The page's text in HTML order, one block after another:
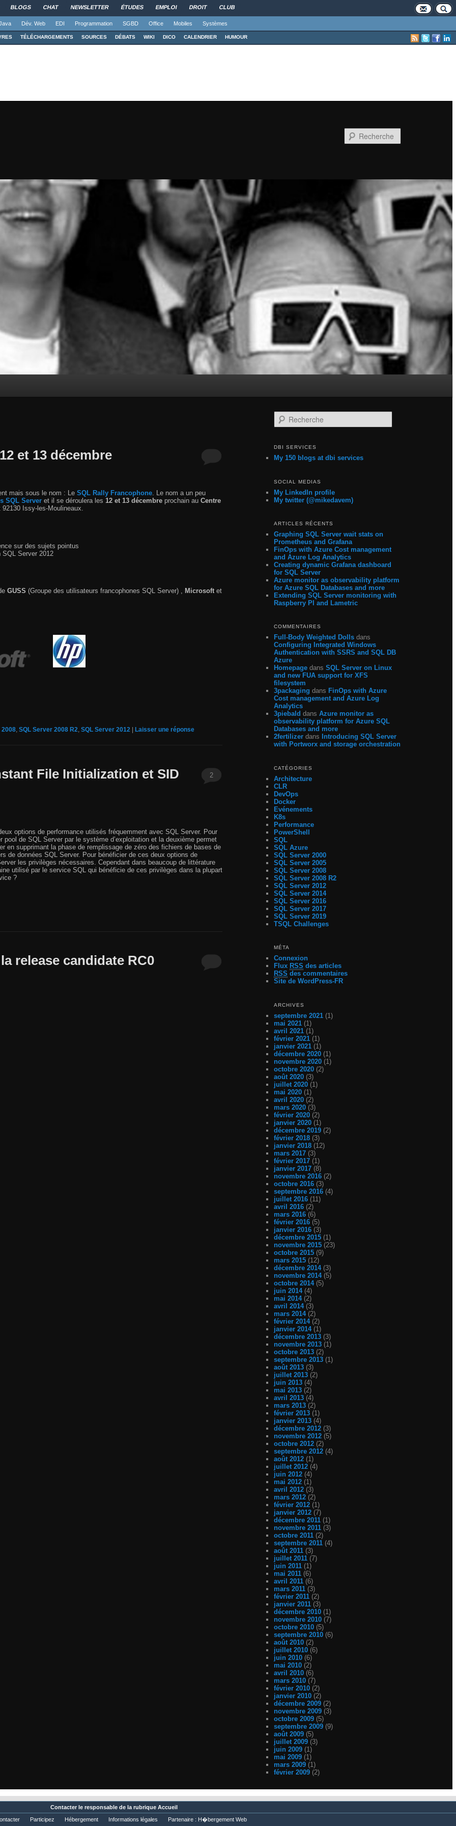
BLOGS CHAT NEWSLETTER ÉTUDES EMPLOI DROIT CLUB
Dév. Web EDI Programmation SGBD Office Mobiles Systèmes
TÉLÉCHARGEMENTS SOURCES DÉBATS WIKI DICO CALENDRIER HUMOUR
et 13 décembre
mais sous le nom : Le SQL Rally Francophone. Le nom a un peu
SQL Serveret il se déroulera les 12 et 13 décembreprochain au Centre
Issy-les-Moulineaux.
sur des sujets pointus
Server 2012
GUSS (Groupe des utilisateurs francophones SQL Server) , Microsoftet
2008, SQL Server 2008 R2 SQL Server 2012 | Laisser une réponse
File Initialization et SID
2
options de performance utilisés fréquemment avec SQL Server. Pour
pool de SQL Server par le système d’exploitation et la deuxième permet
en supprimant la phase de remplissage de zéro des fichiers de bases de
de données SQL Server. Pour bénéficier de ces deux options de
les privilèges nécessaires. Cependant dans beaucoup de littérature
utilisé par le service SQL qui bénéficie de ces privilèges dans la plupart
?
release candidate RC0
Recherche
DBI SERVICES
My 150 blogs at dbi services
SOCIAL MEDIAS
My LinkedIn profile
My twitter (@mikedavem)
ARTICLES RÉCENTS
Graphing SQL Server wait stats on
Prometheus and Grafana
FinOps with Azure Cost management
and Azure Log Analytics
Creating dynamic Grafana dashboard
for SQL Server
Azure monitor as observability platform
for Azure SQL Databases and more
Extending SQL Server monitoring with
Raspberry PI and Lametric
COMMENTAIRES
Full-Body Weighted Dolls dans
Configuring Integrated Windows
Authentication with SSRS and SQL DB
Azure
Homepage dansSQL Server on Linux
and new FUA support for XFS
filesystem
3packaging dans FinOps with Azure
Cost management and Azure Log
Analytics
3piebald dansAzure monitor as
observability platform for Azure SQL
Databases and more
2fertilizer dans
Introducing SQL Server
with Portworx and storage orchestration
CATÉGORIES
Architecture
CLR
DevOps
Docker
Evénements
K8s
Performance
PowerShell
SQL
SQL Azure
SQL Server 2000
SQL Server 2005
SQL Server 2008
SQL Server 2008 R2
SQL Server 2012
SQL Server 2014
SQL Server 2016
SQL Server 2017
SQL Server 2019
TSQL Challenges
MÉTA
Connexion
Flux RSS des articles
RSS des commentaires
Site de WordPress-FR
ARCHIVES
septembre 2021 (1)
mai 2021 (1)
avril 2021 (1)
février 2021 (1)
janvier 2021 (1)
décembre 2020 (1)
novembre 2020 (1)
octobre 2020 (2)
août 2020 (3)
juillet 2020 (1)
mai 2020 (1)
avril 2020 (2)
mars 2020 (3)
février 2020 (2)
janvier 2020 (1)
décembre 2019 (2)
février 2018 (3)
janvier 2018 (12)
mars 2017 (3)
février 2017 (1)
janvier 2017 (8)
novembre 2016 (2)
octobre 2016 (3)
septembre 2016 (4)
juillet 2016 (11)
avril 2016 (2)
mars 2016 (6)
février 2016 (5)
janvier 2016 (3)
décembre 2015 (1)
novembre 2015 (23)
octobre 2015 (9)
mars 2015 (12)
décembre 2014(3)
novembre 2014(5)
octobre 2014(5)
juin 2014(4)
mai 2014(2)
avril 2014(3)
mars 2014(2)
février 2014(2)
janvier 2014(1)
décembre 2013 (3)
novembre 2013 (1)
octobre 2013 (2)
septembre 2013 (1)
août 2013 (3)
juillet 2013 (2)
juin 2013 (4)
mai 2013 (2)
avril 2013 (4)
mars 2013 (2)
février 2013 (1)
janvier 2013 (4)
décembre 2012 (3)
novembre 2012 (5)
octobre 2012 (2)
septembre 2012 (4)
août 2012 (1)
juillet 2012 (4)
juin 2012 (4)
mai 2012 (1)
avril 2012 (3)
mars 2012 (2)
février 2012 (1)
janvier 2012 (7)
décembre 2011 (1)
novembre 2011 (3)
octobre 2011 (2)
septembre 2011 (4)
août 2011 (3)
juillet 2011 (7)
juin 2011 (1)
mai 2011 (6)
avril 2011 (6)
mars 2011 (3)
février 2011 (2)
janvier 2011 (3)
décembre 2010 (1)
novembre 2010 (7)
octobre 2010 (5)
septembre 2010 (6)
août 2010 (2)
juillet 2010 (6)
juin 2010 (6)
mai 2010 (2)
avril 2010 (6)
mars 2010 (7)
février 2010 (2)
janvier 2010 (2)
décembre 2009 (2)
novembre 2009 (3)
octobre 2009 (5)
septembre 2009 (9)
août 2009 (5)
juillet 2009 (3)
juin 2009 (1)
mai 2009 (1)
mars 2009 (1)
février 2009 (2)
Contacter le responsable de la rubrique Accueil
Participez Hébergement Informations légales Partenaire : H�bergement Web